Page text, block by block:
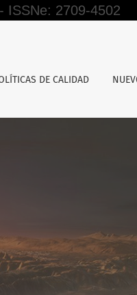
ISSNe: 2709-4502
DE CALIDAD